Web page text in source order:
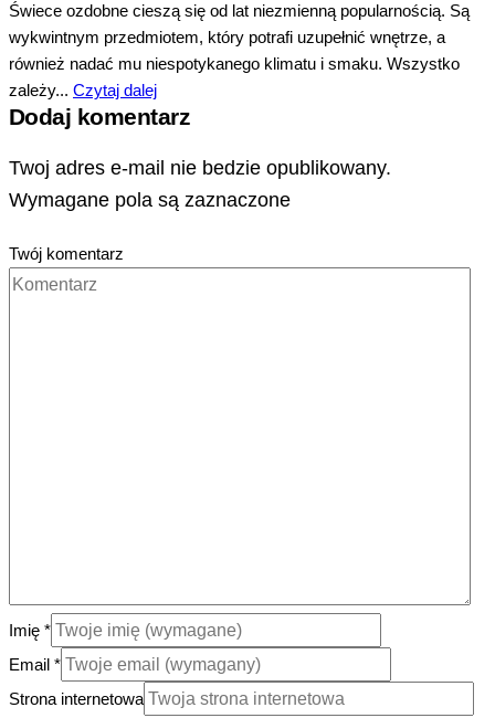
Świece ozdobne cieszą się od lat niezmienną popularnością. Są
wykwintnym przedmiotem, który potrafi uzupełnić wnętrze, a
również nadać mu niespotykanego klimatu i smaku. Wszystko
zależy... Czytaj dalej
Dodaj komentarz
Twoj adres e-mail nie bedzie opublikowany.
Wymagane pola są zaznaczone
Twój komentarz
Imię *
Email *
Strona internetowa